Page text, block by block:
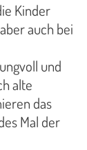
Kinder
auch bei
und
alte
das
Mal der